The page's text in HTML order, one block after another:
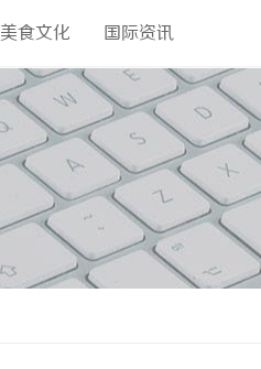
美食文化 国际资讯